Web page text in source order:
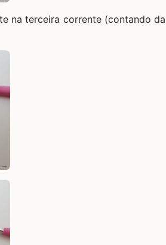
na terceira corrente (contando da